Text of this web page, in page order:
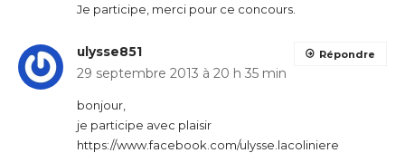
Je participe, merci pour ce concours.
ulysse851
29 septembre 2013 à 20 h 35 min
bonjour,
je participe avec plaisir
https://www.facebook.com/ulysse.lacoliniere
Répondre